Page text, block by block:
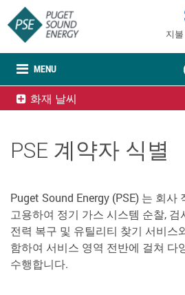
MENU
지
화재 날씨
PSE 계약자 식별
Puget Sound Energy (PSE) 는 회사
고용하여 정기 가스 시스템 순찰,
전력 복구 및 유틸리티 찾기 서비스
함하여 서비스 영역 전반에 걸쳐 다
수행합니다.